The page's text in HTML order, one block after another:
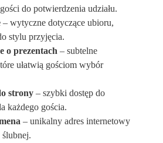
do potwierdzenia udziału.
– wytyczne dotyczące ubioru,
stylu przyjęcia.
o prezentach – subtelne
ułatwią gościom wybór
strony – szybki dostęp do
każdego gościa.
– unikalny adres internetowy
ślubnej.